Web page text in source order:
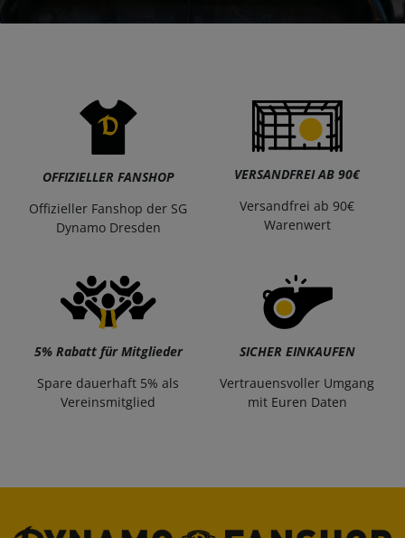
OFFIZIELLER FANSHOP
Offizieller Fanshop der SG
Dynamo Dresden
VERSANDFREI AB 90€
Versandfrei ab 90€
Warenwert
5% Rabatt für Mitglieder
Spare dauerhaft 5% als
Vereinsmitglied
SICHER EINKAUFEN
Vertrauensvoller Umgang
mit Euren Daten